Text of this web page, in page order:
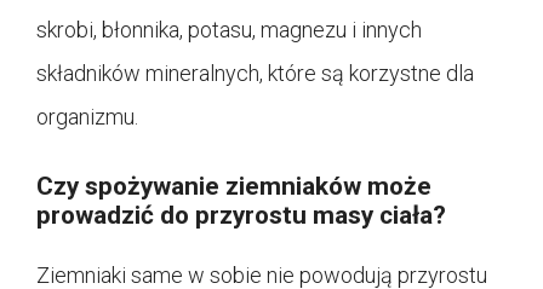
skrobi, błonnika, potasu, magnezu i innych
składników mineralnych, które są korzystne dla
organizmu.
Czy spożywanie ziemniaków może
prowadzić do przyrostu masy ciała?
Ziemniaki same w sobie nie powodują przyrostu